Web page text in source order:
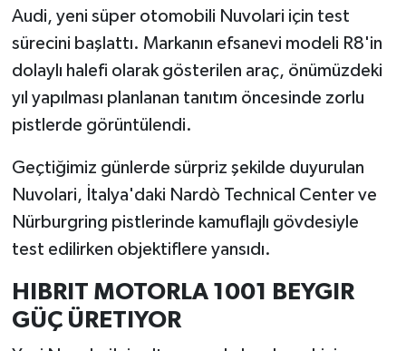
Audi, yeni süper otomobili Nuvolari için test
sürecini başlattı. Markanın efsanevi modeli R8'in
dolaylı halefi olarak gösterilen araç, önümüzdeki
yıl yapılması planlanan tanıtım öncesinde zorlu
pistlerde görüntülendi.
Geçtiğimiz günlerde sürpriz şekilde duyurulan
Nuvolari, İtalya'daki Nardò Technical Center ve
Nürburgring pistlerinde kamuflajlı gövdesiyle
test edilirken objektiflere yansıdı.
HIBRIT MOTORLA 1001 BEYGIR
GÜÇ ÜRETIYOR
Hisarcık
İlçeler
Köşe Yazıları
Kültür Sanat
Kütahya
Otomobil